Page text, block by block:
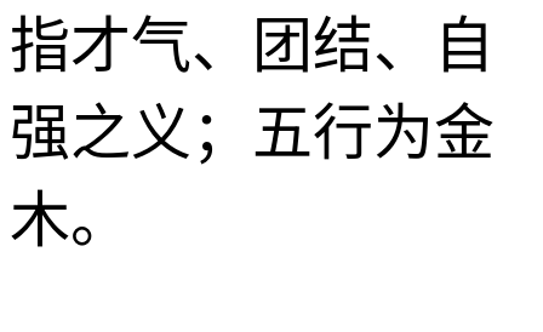
指才气、团结、自
强之义；五行为金
木。